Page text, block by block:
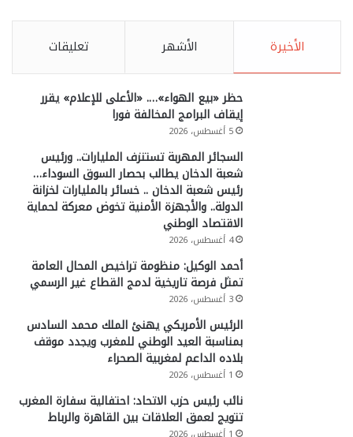
الأخيرة الأشهر تعليقات
حظر «بيع الهواء»…. «الأعلى للإعلام» يقرر
إيقاف البرامج المخالفة فورا
5 أغسطس، 2026
السجائر المهربة تستنزف المليارات.. ورئيس
شعبة الدخان يطالب بحصار السوق السوداء…
رئيس شعبة الدخان .. خسائر بالمليارات لخزانة
الدولة.. والأجهزة الأمنية تخوض معركة لحماية
الاقتصاد الوطني
4 أغسطس، 2026
أحمد الوكيل: منظومة تراخيص المحال العامة
تمثل فرصة تاريخية لدمج القطاع غير الرسمي
3 أغسطس، 2026
الرئيس الأمريكي يهنئ الملك محمد السادس
بمناسبة العيد الوطني للمغرب ويجدد موقف
بلاده الداعم لمغربية الصحراء
1 أغسطس، 2026
نائب رئيس حزب الاتحاد: احتفالية سفارة المغرب
تتويج لعمق العلاقات بين القاهرة والرباط